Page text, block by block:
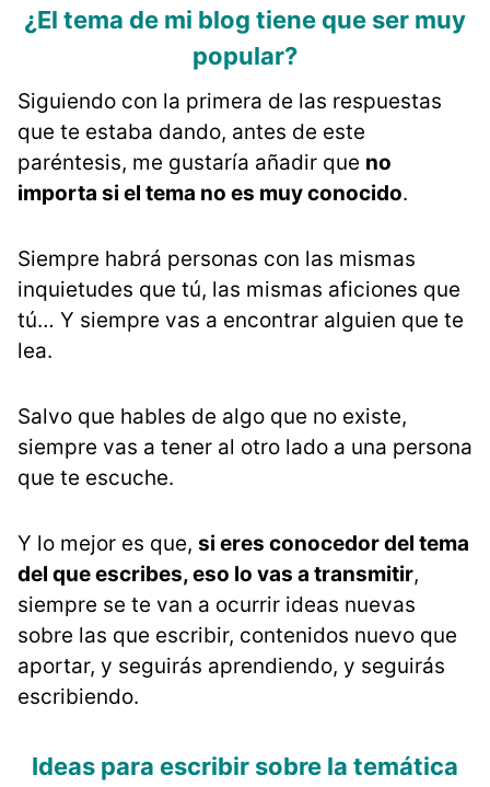
¿El tema de mi blog tiene que ser muy
popular?
Siguiendo con la primera de las respuestas
que te estaba dando, antes de este
paréntesis, me gustaría añadir que no
importa si el tema no es muy conocido.
Siempre habrá personas con las mismas
inquietudes que tú, las mismas aficiones que
tú… Y siempre vas a encontrar alguien que te
lea.
Salvo que hables de algo que no existe,
siempre vas a tener al otro lado a una persona
que te escuche.
Y lo mejor es que, si eres conocedor del tema
del que escribes, eso lo vas a transmitir,
siempre se te van a ocurrir ideas nuevas
sobre las que escribir, contenidos nuevo que
aportar, y seguirás aprendiendo, y seguirás
escribiendo.
Ideas para escribir sobre la temática